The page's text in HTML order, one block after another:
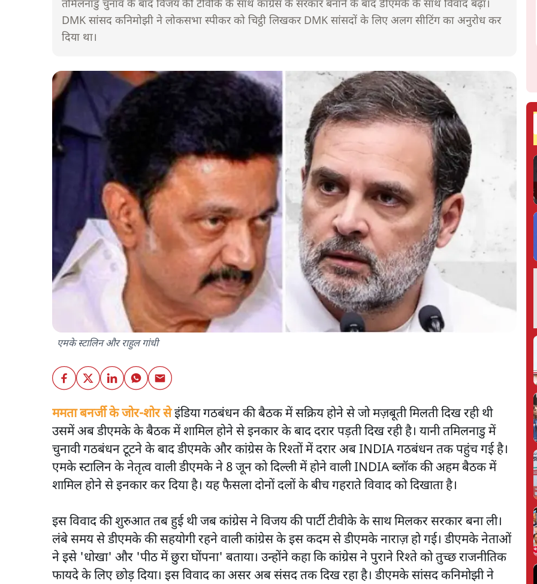
तमिलनाडु चुनाव के बाद विजय की टीवीके के साथ कांग्रेस के सरकार बनाने के बाद डीएमके के साथ विवाद बढ़ा।
DMK सांसद कनिमोझी ने लोकसभा स्पीकर को चिट्ठी लिखकर DMK सांसदों के लिए अलग सीटिंग का अनुरोध कर
दिया था।
एमके स्टालिन और राहुल गांधी
ममता बनर्जी के जोर-शोर सेइंडिया गठबंधन की बैठक में सक्रिय होने से जो मज़बूती मिलती दिख रही थी
उसमें अब डीएमके के बैठक में शामिल होने से इनकार के बाद दरार पड़ती दिख रही है। यानी तमिलनाडु में
चुनावी गठबंधन टूटने के बाद डीएमके और कांग्रेस के रिश्तों में दरार अब INDIA गठबंधन तक पहुंच गई है।
एमके स्टालिन के नेतृत्व वाली डीएमके ने 8 जून को दिल्ली में होने वाली INDIA ब्लॉक की अहम बैठक में
शामिल होने से इनकार कर दिया है। यह फैसला दोनों दलों के बीच गहराते विवाद को दिखाता है।
इस विवाद की शुरुआत तब हुई थी जब कांग्रेस ने विजय की पार्टी टीवीके के साथ मिलकर सरकार बना ली।
लंबे समय से डीएमके की सहयोगी रहने वाली कांग्रेस के इस कदम से डीएमके नाराज़ हो गई। डीएमके नेताओं
ने इसे 'धोखा' और 'पीठ में छुरा घोंपना' बताया। उन्होंने कहा कि कांग्रेस ने पुराने रिश्ते को तुच्छ राजनीतिक
फायदे के लिए छोड़ दिया। इस विवाद का असर अब संसद तक दिख रहा है। डीएमके सांसद कनिमोझी ने